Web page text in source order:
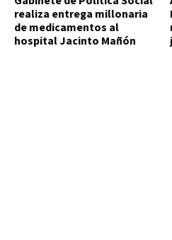
realiza entrega millonaria
de medicamentos al
hospital Jacinto Mañón